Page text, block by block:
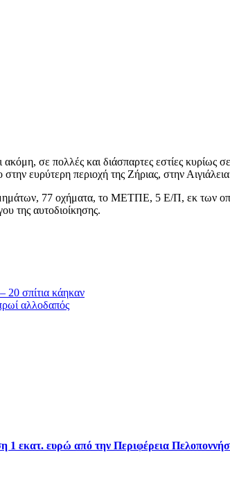
σε πολλές και διάσπαρτες εστίες
ευρύτερη περιοχή της Ζήριας, στην
77 οχήματα, το ΜΕΤΠΕ, 5 Ε/Π, εκ των
της αυτοδιοίκησης.
20 σπίτια κάηκαν
αλλοδαπός
1 εκατ. ευρώ από την Περιφέρεια